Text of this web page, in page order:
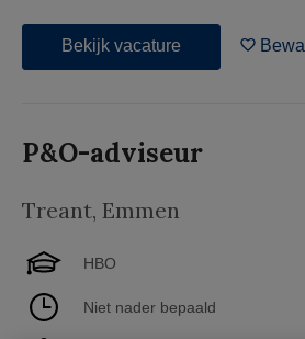
Bekijk vacature
P&O-adviseur
Treant, Emmen
HBO
Niet nader bepaald